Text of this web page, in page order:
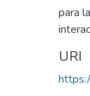
para
URI